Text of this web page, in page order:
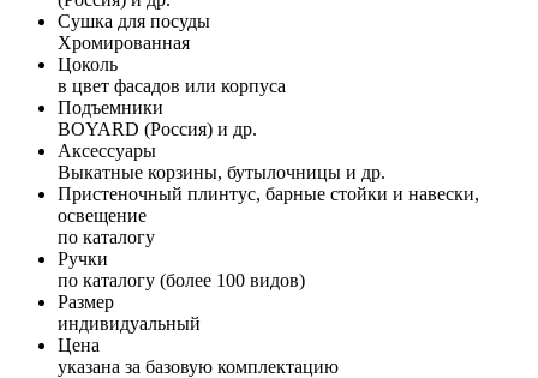
Сушка для посуды
Хромированная
Цоколь
в цвет фасадов или корпуса
Подъемники
BOYARD (Россия) и др.
Аксессуары
Выкатные корзины, бутылочницы и др.
Пристеночный плинтус, барные стойки и навески,
освещение
по каталогу
Ручки
по каталогу (более 100 видов)
Размер
индивидуальный
Цена
указана за базовую комплектацию